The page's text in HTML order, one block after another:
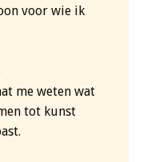
voor wie ik
me weten wat
tot kunst